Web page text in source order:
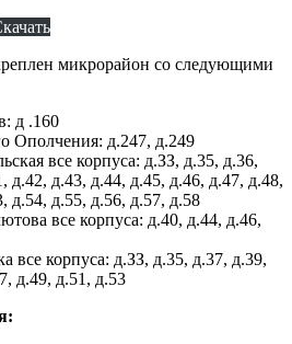
микрорайон со следующими
д .160
Ополчения: д.247, д.249
все корпуса: д.ЗЗ, д.35, д.36,
д.42, д.43, д.44, д.45, д.46, д.47, д.48,
д.54, д.55, д.56, д.57, д.58
все корпуса: д.40, д.44, д.46,
все корпуса: д.ЗЗ, д.35, д.37, д.39,
д.49, д.51, д.53